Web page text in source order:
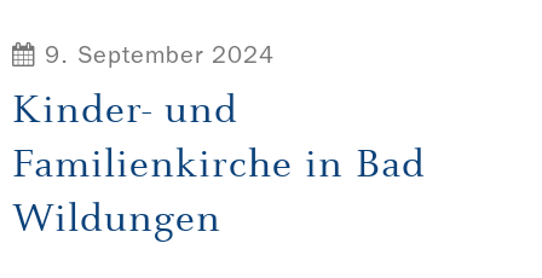
9. September 2024
Kinder- und
Familienkirche in Bad
Wildungen